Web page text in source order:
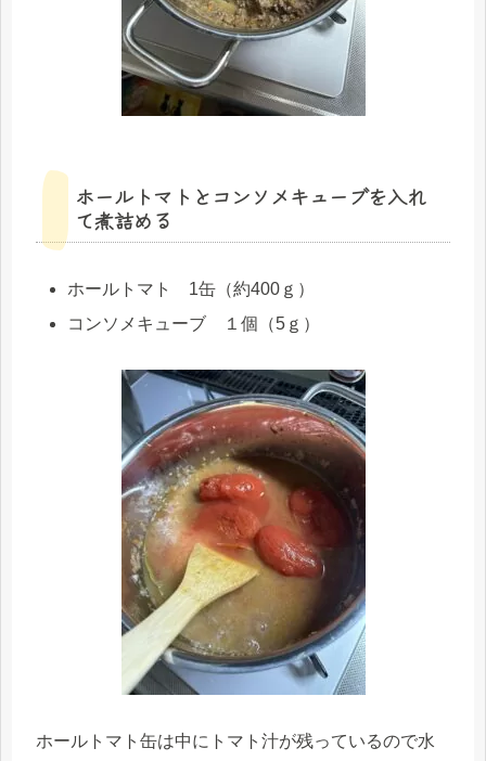
ホールトマトとコンソメキューブを入れ
て煮詰める
ホールトマト 1缶（約400ｇ）
コンソメキューブ １個（5ｇ）
ホールトマト缶は中にトマト汁が残っているので水